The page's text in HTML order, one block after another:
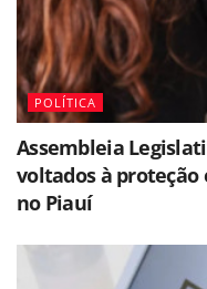
POLÍTICA
Assembleia
voltados à proteção
no Piauí